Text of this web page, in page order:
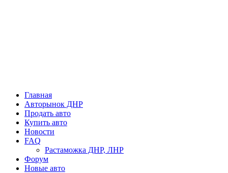
Главная
Авторынок ДНР
Продать авто
Купить авто
Новости
FAQ
Растаможка ДНР, ЛНР
Форум
Новые авто